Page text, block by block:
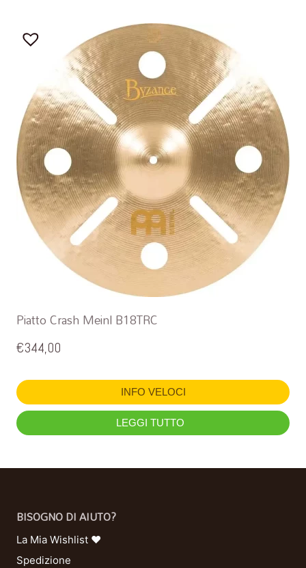
Piatto Crash Meinl B18TRC
€344,00
INFO VELOCI
LEGGI TUTTO
BISOGNO DI AIUTO?
La Mia Wishlist ❤
Spedizione